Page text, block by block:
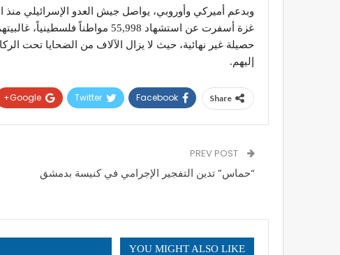
حصيلة غير نهائية، حيث لا يزال الآلاف من الضحايا تحت
إليهم.
Share
Facebook
Twitter
Google+
“حماس” تدين التفجير الإجرامي في كنيسة بدمشق
YOU MIGHT ALSO LIKE